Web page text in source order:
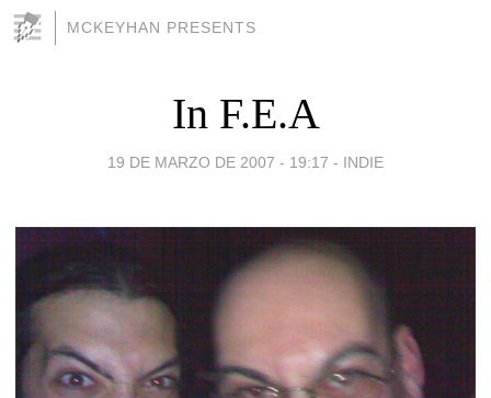
MCKEYHAN PRESENTS
In F.E.A
19 DE MARZO DE 2007 - 19:17 - INDIE